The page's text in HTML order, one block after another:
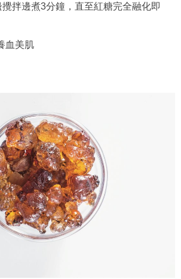
拌邊煮3分鐘，直至紅糖完全融化即
血美肌